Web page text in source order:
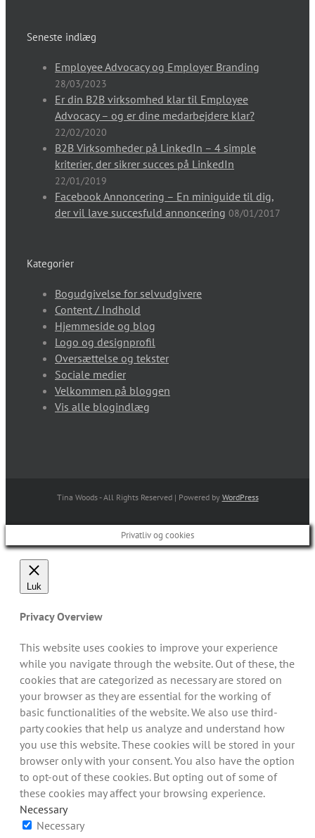
Seneste indlæg
Employee Advocacy og Employer Branding
28/03/2023
Er din B2B virksomhed klar til Employee
Advocacy – og er dine medarbejdere klar?
22/02/2020
B2B Virksomheder på LinkedIn – 4 simple
kriterier, der sikrer succes på LinkedIn
22/01/2019
Facebook Annoncering – En miniguide til dig,
der vil lave succesfuld annoncering 08/01/2017
Kategorier
Bogudgivelse for selvudgivere
Content / Indhold
Hjemmeside og blog
Logo og designprofil
Oversættelse og tekster
Sociale medier
Velkommen på bloggen
Vis alle blogindlæg
Tina Woods - All Rights Reserved | Powered by WordPress
Privatliv og cookies
Luk
Privacy Overview
This website uses cookies to improve your experience
while you navigate through the website. Out of these, the
cookies that are categorized as necessary are stored on
your browser as they are essential for the working of
basic functionalities of the website. We also use third-
party cookies that help us analyze and understand how
you use this website. These cookies will be stored in your
browser only with your consent. You also have the option
to opt-out of these cookies. But opting out of some of
these cookies may affect your browsing experience.
Necessary
Necessary